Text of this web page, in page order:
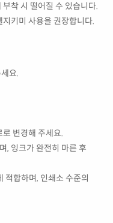
착 시 떨어질 수 있습니다.
키미 사용을 권장합니다.
요.
변경해 주세요.
, 잉크가 완전히 마른 후
적합하며, 인쇄소 수준의